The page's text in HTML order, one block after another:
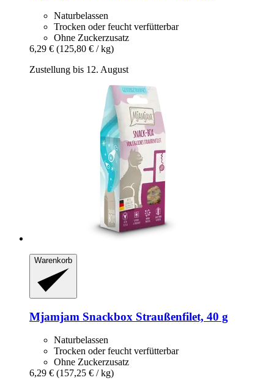
Naturbelassen
Trocken oder feucht verfütterbar
Ohne Zuckerzusatz
6,29 € (125,80 € / kg)
Zustellung bis 12. August
Warenkorb
Mjamjam Snackbox Straußenfilet, 40 g
Naturbelassen
Trocken oder feucht verfütterbar
Ohne Zuckerzusatz
6,29 € (157,25 € / kg)